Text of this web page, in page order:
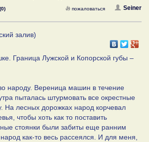
Seiner
пожаловаться
залив)
Граница Лужской и Копорской губы –
народу. Вереница машин в течение
пыталась штурмовать все окрестные
На лесных дорожках народ корчевал
чтобы хоть как то поставить
стоянки были забиты еще ранним
как-то весь рассеялся. И для меня,